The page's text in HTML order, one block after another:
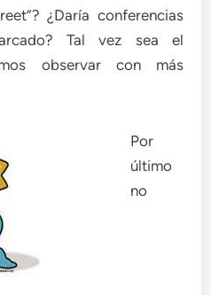
¿Daría conferencias
Tal vez sea el
observar con más
Por
último
no